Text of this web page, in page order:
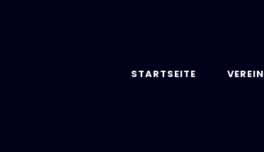
STARTSEITE VEREIN